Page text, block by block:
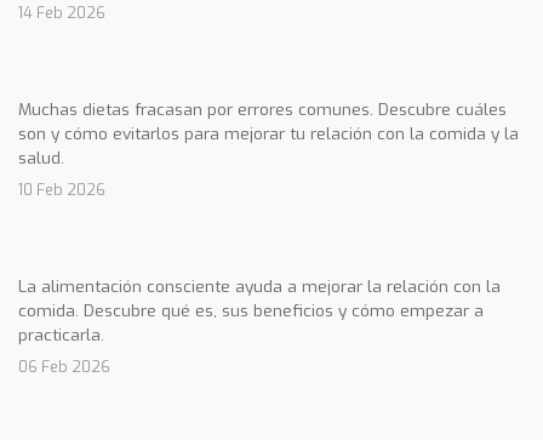
14 Feb 2026
Muchas dietas fracasan por errores comunes. Descubre cuáles
son y cómo evitarlos para mejorar tu relación con la comida y la
salud.
10 Feb 2026
La alimentación consciente ayuda a mejorar la relación con la
comida. Descubre qué es, sus beneficios y cómo empezar a
practicarla.
06 Feb 2026